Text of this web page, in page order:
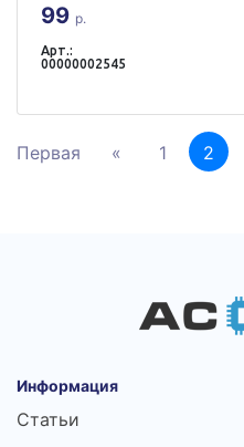
99 р.
Арт.:
00000002545
Первая « 1 2
Информация
Статьи